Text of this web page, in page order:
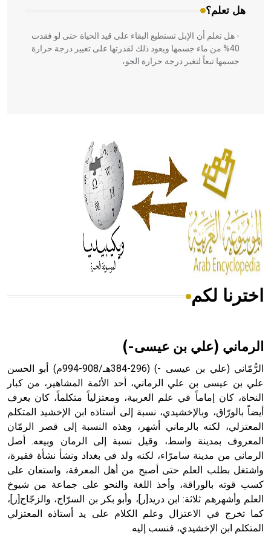
هل تعلم؟
- هل تعلم أن الإبل تستطيع البقاء على قيد الحياة حتى لو فقدت
40% من ماء جسمها ويعود ذلك لقدرتها على تغيير درجة حرارة
جسمها تبعاً لتغير درجة حرارة الجو،
الحكم، الأدلة، تنظيم التغذية، ورسالته في جروح الرأس. ويعود
له الفضل بأنه حرر الطب من الدين والفلسفة.
- هل تعلم أن المرجان إفراز حيواني يتكون في البحر ويتركب
من مادة كربونات الكلسيوم، وهو أحمر أو شديد الحمرة وهو
أجود أنواعه، ويمتاز بكبر الحجم ويسمى الش
هل تعلم أن الأبسيد كلمة فرنسية اللفظ تم اعتمادها مصطلحاً
- هل تعلم أن أبجر Abgar اسم معروف جيداً يعود إلى عدد من
الملوك الذين حكموا مدينة إديسا (الرها) من أبجر الأول وحتى
التاسع، وهم ينتسبون إلى أسرة أوسروين
- هل تعلم أن الأبجدية الكنعانية تتألف من /22/ علامة كتابية
sign تكتب منفصلة غير متصلة، وتعتمد المبدأ الأكوروفوني،
حيث تقتصر القيمة الصوتية للعلامة الك
اخترنا لكم
الرماني (علي بن عيسى-)
الرُّمّاني (علي بن عيسى -) (296-384هـ/908-994م) أبو الحسن
علي بن عيسى بن علي الرماني، أحد الأئمة المشاهير، من كبار
النحاة، كان إماماً في علم العربية، ومعتزلياً متكلماً، كان يعرف
أيضاً بالورّاق، وبالإخشيدي، نسبة إلى أستاذه ابن الإخشيد المتكلم
المعتزلي، لكنه بالرماني أشهر، وهذه النسبة إلى قصر الرمّان
المعروف بمدينة واسط، وقيل نسبة إلى الرمان وبيعه. أصل
الرماني من مدينة سامرّاء، لكنه ولد في بغداد ونشأ نشأة فقيرة،
واشتغل بطلب العلم حتى أصبح من أهل المعرفة، واستعان على
كسب قوته بالوراقة، وأخذ اللغة والنحو على جماعة من شيوخ
العلم وأشهرهم ثلاثة: ابن دريد[ر]، وأبو بكر بن السرّاج، والزجّاج[ر]،
كما تخرج في الاعتزال وعلم الكلام على يد أستاذه المعتزلي
المتكلم ابن الإخشيدي، فنسب إليه.